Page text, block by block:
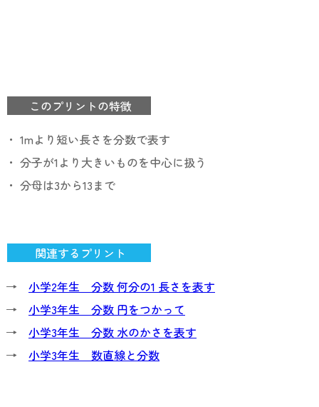
このプリントの特徴
・ 1mより短い長さを分数で表す
・ 分子が1より大きいものを中心に扱う
・ 分母は3から13まで
関連するプリント
→ 小学2年生 分数 何分の1 長さを表す
→ 小学3年生 分数 円をつかって
→ 小学3年生 分数 水のかさを表す
→ 小学3年生 数直線と分数